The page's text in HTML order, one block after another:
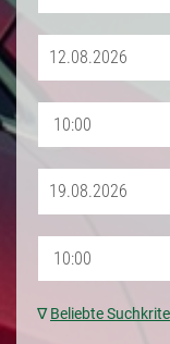
∇Beliebte